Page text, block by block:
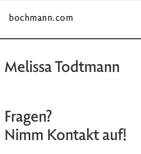
bochmann.com
Melissa Todtmann
Fragen?
Nimm Kontakt auf!